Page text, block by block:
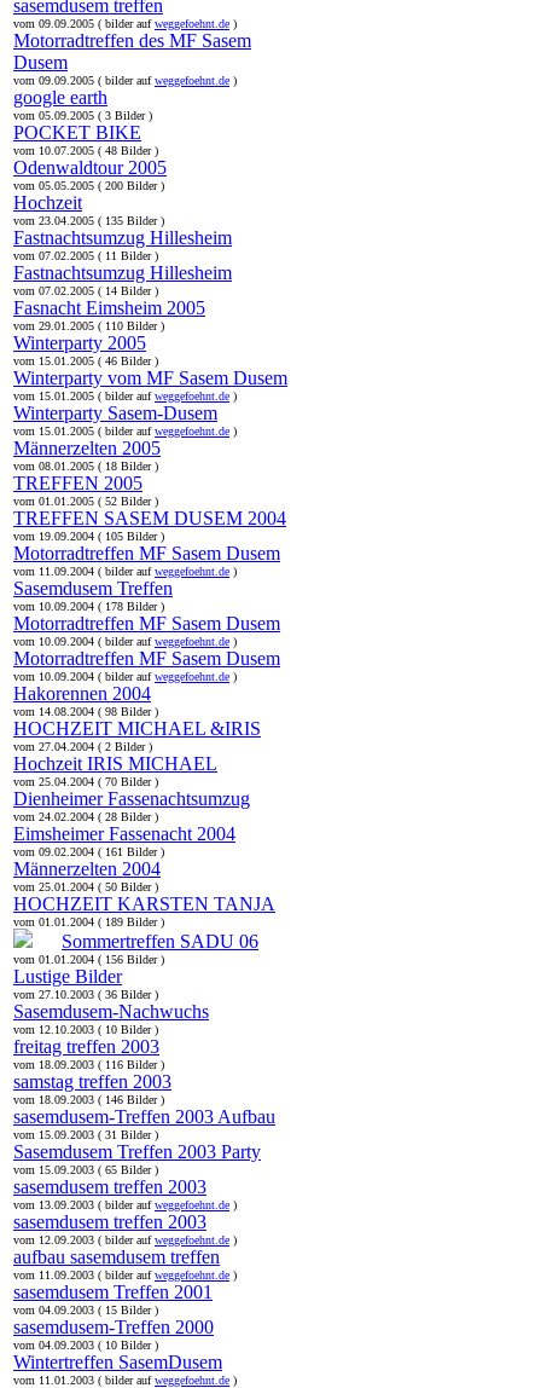
sasemdusem treffen
vom 09.09.2005 ( bilder aufweggefoehnt.de )
Motorradtreffen des MF Sasem
Dusem
vom 09.09.2005 ( bilder aufweggefoehnt.de )
google earth
vom 05.09.2005 ( 3 Bilder )
POCKET BIKE
vom 10.07.2005 ( 48 Bilder )
Odenwaldtour 2005
vom 05.05.2005 ( 200 Bilder )
Hochzeit
vom 23.04.2005 ( 135 Bilder )
Fastnachtsumzug Hillesheim
vom 07.02.2005 ( 11 Bilder )
Fastnachtsumzug Hillesheim
vom 07.02.2005 ( 14 Bilder )
Fasnacht Eimsheim 2005
vom 29.01.2005 ( 110 Bilder )
Winterparty 2005
vom 15.01.2005 ( 46 Bilder )
Winterparty vom MF Sasem Dusem
vom 15.01.2005 ( bilder aufweggefoehnt.de )
Winterparty Sasem-Dusem
vom 15.01.2005 ( bilder aufweggefoehnt.de )
Männerzelten 2005
vom 08.01.2005 ( 18 Bilder )
TREFFEN 2005
vom 01.01.2005 ( 52 Bilder )
TREFFEN SASEM DUSEM 2004
vom 19.09.2004 ( 105 Bilder )
Motorradtreffen MF Sasem Dusem
vom 11.09.2004 ( bilder aufweggefoehnt.de )
Sasemdusem Treffen
vom 10.09.2004 ( 178 Bilder )
Motorradtreffen MF Sasem Dusem
vom 10.09.2004 ( bilder aufweggefoehnt.de )
Motorradtreffen MF Sasem Dusem
vom 10.09.2004 ( bilder aufweggefoehnt.de )
Hakorennen 2004
vom 14.08.2004 ( 98 Bilder )
HOCHZEIT MICHAEL &IRIS
vom 27.04.2004 ( 2 Bilder )
Hochzeit IRIS MICHAEL
vom 25.04.2004 ( 70 Bilder )
Dienheimer Fassenachtsumzug
vom 24.02.2004 ( 28 Bilder )
Eimsheimer Fassenacht 2004
vom 09.02.2004 ( 161 Bilder )
Männerzelten 2004
vom 25.01.2004 ( 50 Bilder )
HOCHZEIT KARSTEN TANJA
vom 01.01.2004 ( 189 Bilder )
Sommertreffen SADU 06
vom 01.01.2004 ( 156 Bilder )
Lustige Bilder
vom 27.10.2003 ( 36 Bilder )
Sasemdusem-Nachwuchs
vom 12.10.2003 ( 10 Bilder )
freitag treffen 2003
vom 18.09.2003 ( 116 Bilder )
samstag treffen 2003
vom 18.09.2003 ( 146 Bilder )
sasemdusem-Treffen 2003 Aufbau
vom 15.09.2003 ( 31 Bilder )
Sasemdusem Treffen 2003 Party
vom 15.09.2003 ( 65 Bilder )
sasemdusem treffen 2003
vom 13.09.2003 ( bilder aufweggefoehnt.de )
sasemdusem treffen 2003
vom 12.09.2003 ( bilder aufweggefoehnt.de )
aufbau sasemdusem treffen
vom 11.09.2003 ( bilder aufweggefoehnt.de )
sasemdusem Treffen 2001
vom 04.09.2003 ( 15 Bilder )
sasemdusem-Treffen 2000
vom 04.09.2003 ( 10 Bilder )
Wintertreffen SasemDusem
vom 11.01.2003 ( bilder aufweggefoehnt.de )